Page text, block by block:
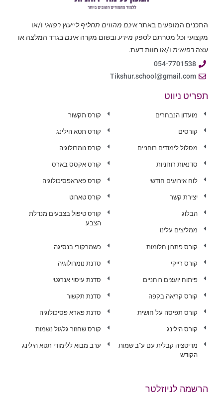
התכנים המופעים באתראינם מהווים תחליף לייעוץ רפואי ו/או
מקצועי וכל מטרתם לספק מידע ובשום מקרה אינםבגדר המלצה או
עצה רפואית ו/או חוות דעת.
054-7701538
Tikshur.school@gmail.com
תפריט ניווט
מועדון הנבחרים
קורסים
מסלול לימודים רוחניים
סדנאות רוחניות
לוח אירועים חודשי
יצירת קשר
הבלוג
ממליצים עלינו
קורס תקשור
קורס תטא הילינג
קורס נומרולוגיה
קורס אקסס בארס
קורס פאראפסיכולוגיה
קורס טארוט
קורס טיפול בצבעים מנדלת
הצבע
קורס פתרון חלומות
קורס רייקי
פיתוח יועצים רוחניים
קורס קריאה בקפה
קורס תפיסה על חושית
קורס הילינג
מדיטציה קבלית עם ע"ב שמות
הקודש
כשמרקורי בנסיגה
סדנת נומרולוגיה
סדנת עיסוי אנרגטי
סדנת תקשור
סדנת פארא פסיכולוגיה
קורס שחזור גלגול נשמות
ערב מבוא ללימודי תטא הילינג
הרשמה לניוזלטר